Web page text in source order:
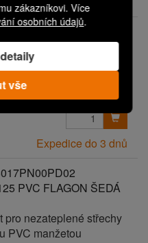
zákazníkovi. Více
osobních údajů.
vše
PVC FLAGON ŠEDÁ
pro nezateplené střechy
PVC manžetou
Expedice do 3 dnů
PVC FLAGON ŠEDÁ
pro nezateplené střechy
PVC manžetou